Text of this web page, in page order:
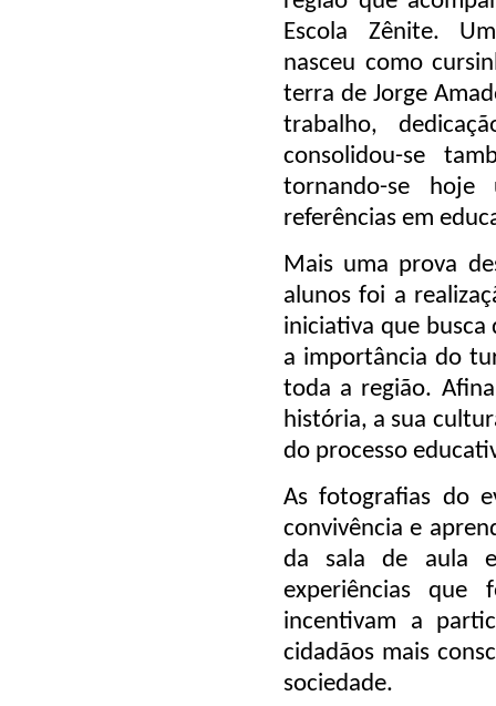
Escola Zênite.
nasceu como
terra de Jorge
trabalho,
consolidou-se
tornando-se hoje
referências em
Mais uma prova
alunos foi a
iniciativa que busca
a importância do
toda a região.
história, a sua
do processo
As fotografias do
convivência e
da sala de aula e
experiências que
incentivam a
cidadãos mais
sociedade.